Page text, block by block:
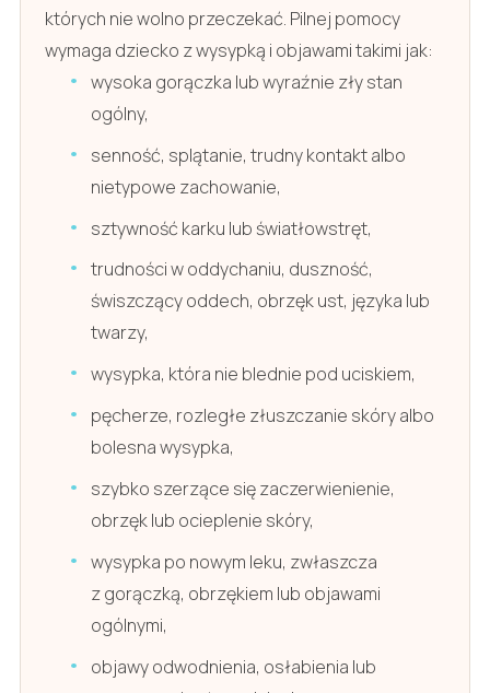
których nie wolno przeczekać. Pilnej pomocy
wymaga dziecko z wysypką i objawami takimi jak:
wysoka gorączka lub wyraźnie zły stan
ogólny,
senność, splątanie, trudny kontakt albo
nietypowe zachowanie,
sztywność karku lub światłowstręt,
trudności w oddychaniu, duszność,
świszczący oddech, obrzęk ust, języka lub
twarzy,
wysypka, która nie blednie pod uciskiem,
pęcherze, rozległe złuszczanie skóry albo
bolesna wysypka,
szybko szerzące się zaczerwienienie,
obrzęk lub ocieplenie skóry,
wysypka po nowym leku, zwłaszcza
z gorączką, obrzękiem lub objawami
ogólnymi,
objawy odwodnienia, osłabienia lub